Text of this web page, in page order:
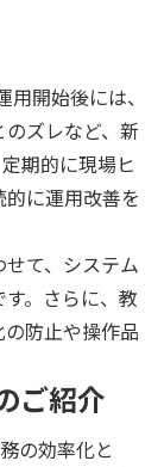
開始後には、
ズレなど、新
期的に現場ヒ
に運用改善を
て、システム
。さらに、教
防止や操作品
ご紹介
の効率化と